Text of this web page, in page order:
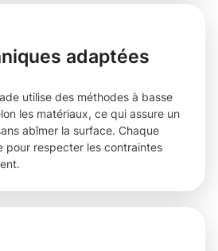
adaptées
utilise des méthodes à basse
les matériaux, ce qui assure un
abîmer la surface. Chaque
pour respecter les contraintes